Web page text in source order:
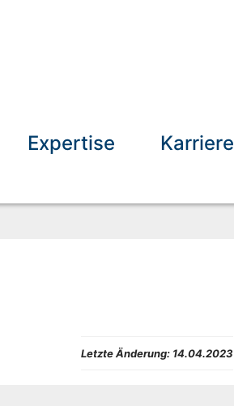
Expertise Karriere
Letzte Änderung: 14.04.2023